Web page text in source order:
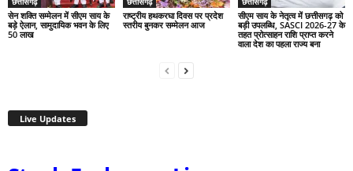
सेन शक्ति सम्मेलन में सीएम साय के
बड़े ऐलान, सामुदायिक भवन के लिए
50 लाख
राष्ट्रीय हथकरघा दिवस पर प्रदेश
स्तरीय बुनकर सम्मेलन आज
सीएम साय के नेतृत्व में छत्तीसगढ़ को
बड़ी उपलब्धि, SASCI 2026-27 के
तहत प्रोत्साहन राशि प्राप्त करने
वाला देश का पहला राज्य बना
Live Updates